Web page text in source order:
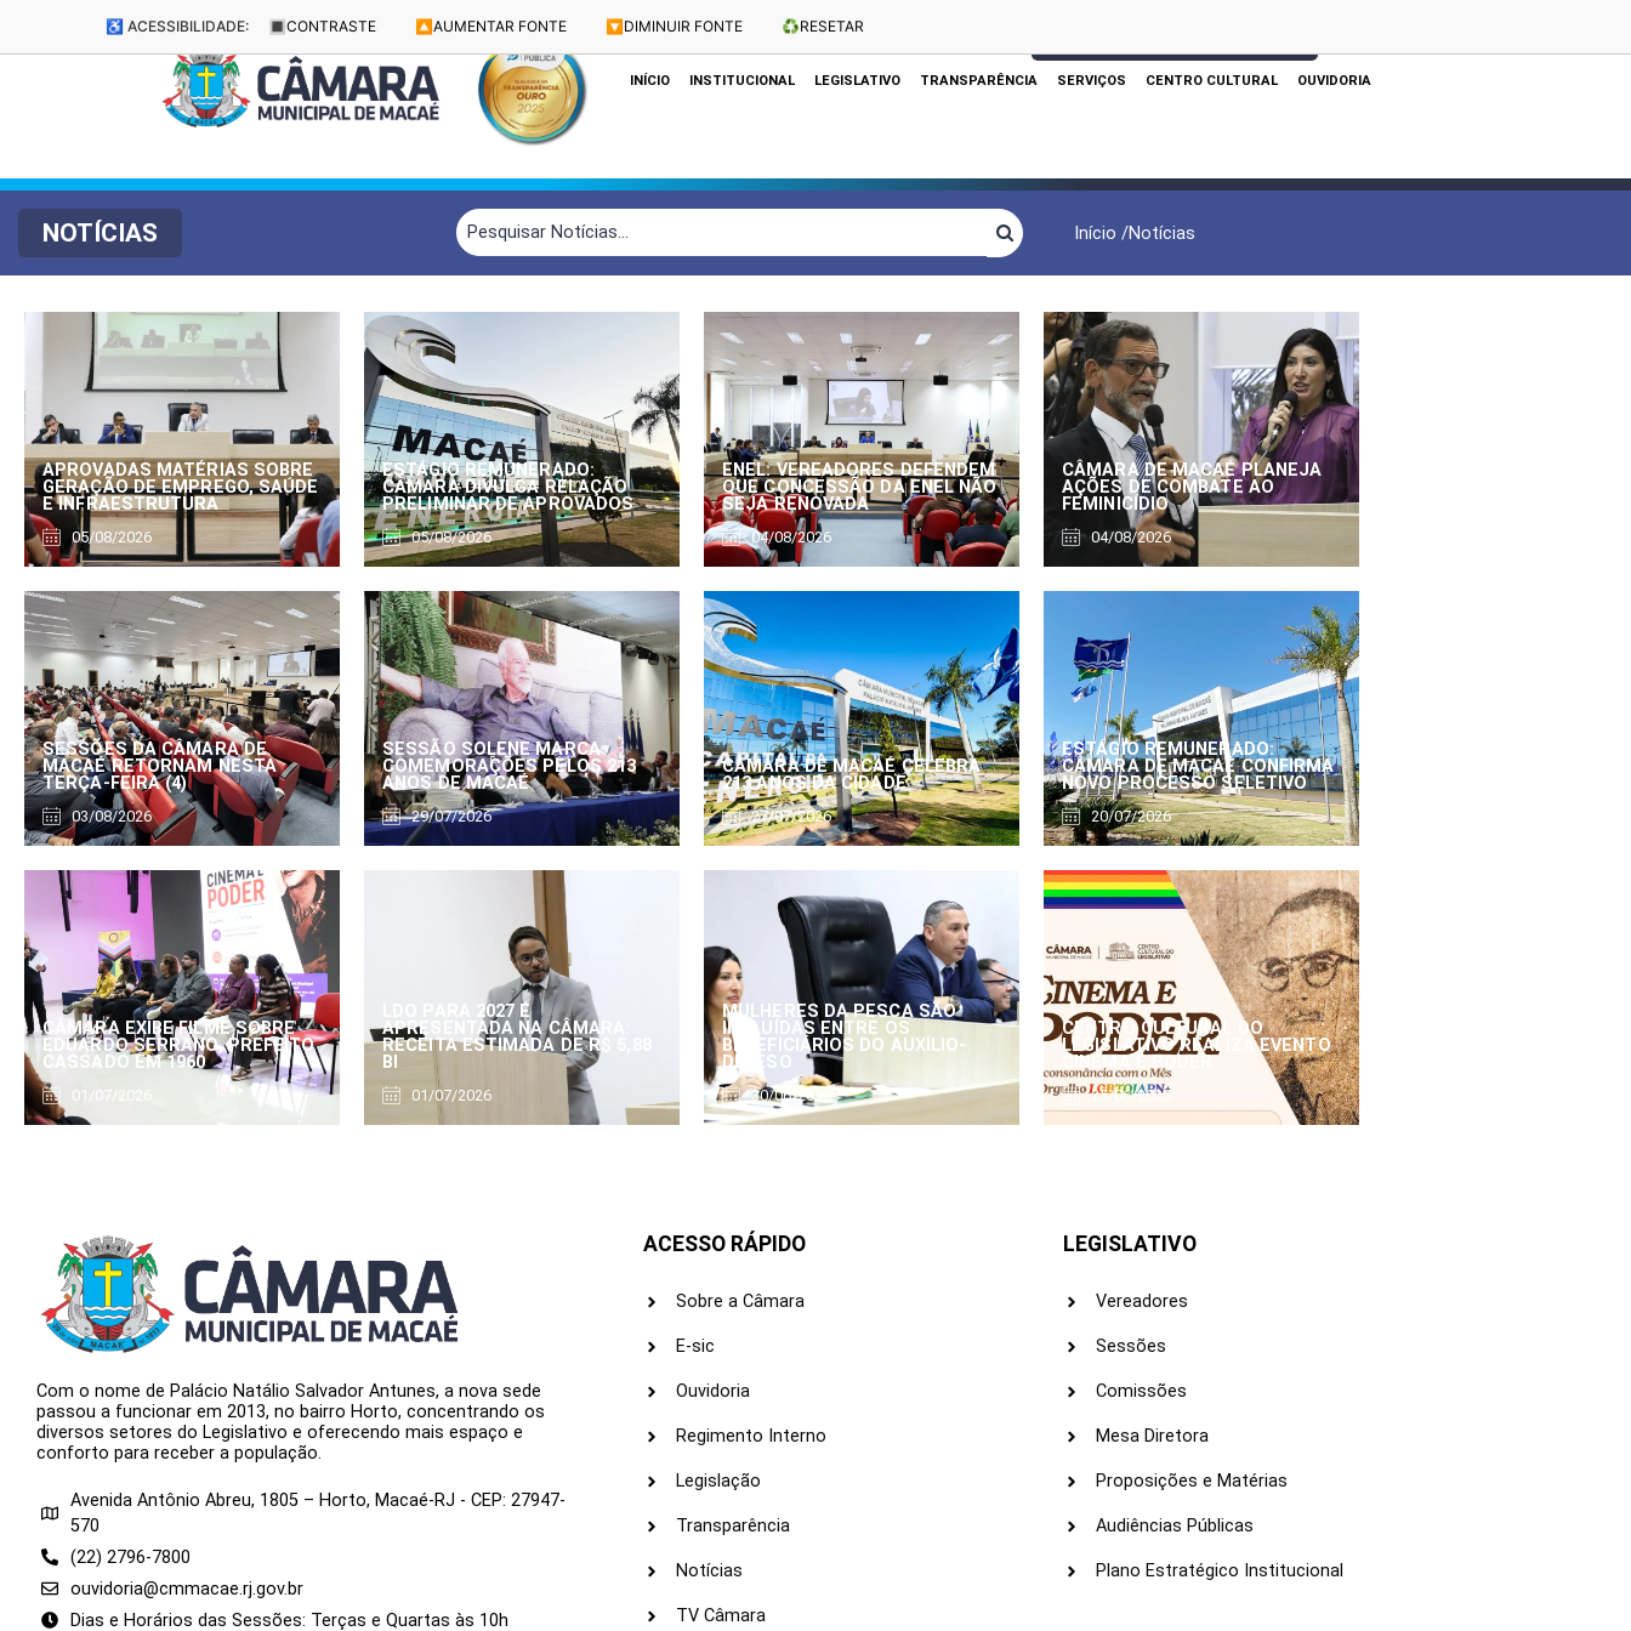
♿ ACESSIBILIDADE: 🔳 CONTRASTE 🔼 AUMENTAR FONTE 🔽 DIMINUIR FONTE ♻️RESETAR
Dias e Horários das Sessões: Terças e Quartas às 10h
INÍCIO INSTITUCIONAL LEGISLATIVO TRANSPARÊNCIA SERVIÇOS CENTRO CULTURAL OUVIDORIA
NOTÍCIAS Início /Notícias
APROVADAS MATÉRIAS SOBRE
GERAÇÃO DE EMPREGO, SAÚDE
E INFRAESTRUTURA
05/08/2026
ESTÁGIO REMUNERADO:
CÂMARA DIVULGA RELAÇÃO
PRELIMINAR DE APROVADOS
05/08/2026
ENEL: VEREADORES DEFENDEM
QUE CONCESSÃO DA ENEL NÃO
SEJA RENOVADA
04/08/2026
CÂMARA DE MACAÉ PLANEJA
AÇÕES DE COMBATE AO
FEMINICÍDIO
04/08/2026
SESSÕES DA CÂMARA DE
MACAÉ RETORNAM NESTA
TERÇA-FEIRA (4)
03/08/2026
SESSÃO SOLENE MARCA
COMEMORAÇÕES PELOS 213
ANOS DE MACAÉ
29/07/2026
CÂMARA DE MACAÉ CELEBRA
213 ANOS DA CIDADE
27/07/2026
ESTÁGIO REMUNERADO:
CÂMARA DE MACAÉ CONFIRMA
NOVO PROCESSO SELETIVO
20/07/2026
CÂMARA EXIBE FILME SOBRE
EDUARDO SERRANO, PREFEITO
CASSADO EM 1960
01/07/2026
LDO PARA 2027 É
APRESENTADA NA CÂMARA:
RECEITA ESTIMADA DE R$ 5,88
BI
01/07/2026
MULHERES DA PESCA SÃO
INCLUÍDAS ENTRE OS
BENEFICIÁRIOS DO AUXÍLIO-
DEFESO
30/06/2026
CENTRO CULTURAL DO
LEGISLATIVO REALIZA EVENTO
CINEMA E PODER
25/06/2026
Com o nome de Palácio Natálio Salvador Antunes, a nova sede
passou a funcionar em 2013, no bairro Horto, concentrando os
diversos setores do Legislativo e oferecendo mais espaço e
conforto para receber a população.
Avenida Antônio Abreu, 1805 – Horto, Macaé-RJ - CEP: 27947-
570
(22) 2796-7800
ouvidoria@cmmacae.rj.gov.br
Dias e Horários das Sessões: Terças e Quartas às 10h
ACESSO RÁPIDO
Sobre a Câmara
E-sic
Ouvidoria
Regimento Interno
Legislação
Transparência
Notícias
TV Câmara
LEGISLATIVO
Vereadores
Sessões
Comissões
Mesa Diretora
Proposições e Matérias
Audiências Públicas
Plano Estratégico Institucional